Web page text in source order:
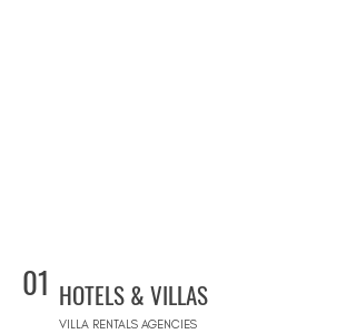
01 HOTELS & VILLAS
VILLA RENTALS AGENCIES